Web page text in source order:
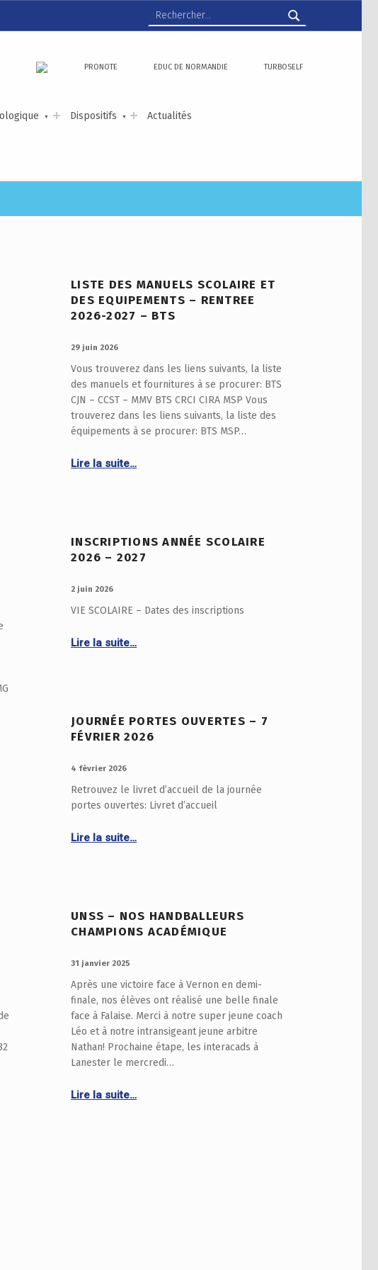
Dispositifs Actualités
PRONOTE EDUC DE NORMANDIE TURBOSELF
LISTE DES MANUELS SCOLAIRE ET
DES EQUIPEMENTS – RENTREE
2026-2027 – BTS
29 juin 2026
Vous trouverez dans les liens suivants, la liste
des manuels et fournitures à se procurer: BTS
CJN – CCST – MMV BTS CRCI CIRA MSP Vous
trouverez dans les liens suivants, la liste des
équipements à se procurer: BTS MSP…
Lire la suite…Continue reading “LISTE DES MANUELS SCOLAIRE ET DES EQUIPEMENTS – RENTREE 2026-2027 – BTS”
INSCRIPTIONS ANNÉE SCOLAIRE
2026 – 2027
2 juin 2026
VIE SCOLAIRE – Dates des inscriptions
Lire la suite…
JOURNÉE PORTES OUVERTES – 7
FÉVRIER 2026
4 février 2026
Retrouvez le livret d’accueil de la journée
portes ouvertes: Livret d’accueil
Lire la suite…
UNSS – NOS HANDBALLEURS
CHAMPIONS ACADÉMIQUE
31 janvier 2025
Après une victoire face à Vernon en demi-
finale, nos élèves ont réalisé une belle finale
face à Falaise. Merci à notre super jeune coach
Léo et à notre intransigeant jeune arbitre
Nathan! Prochaine étape, les interacads à
Lanester le mercredi…
Lire la suite…